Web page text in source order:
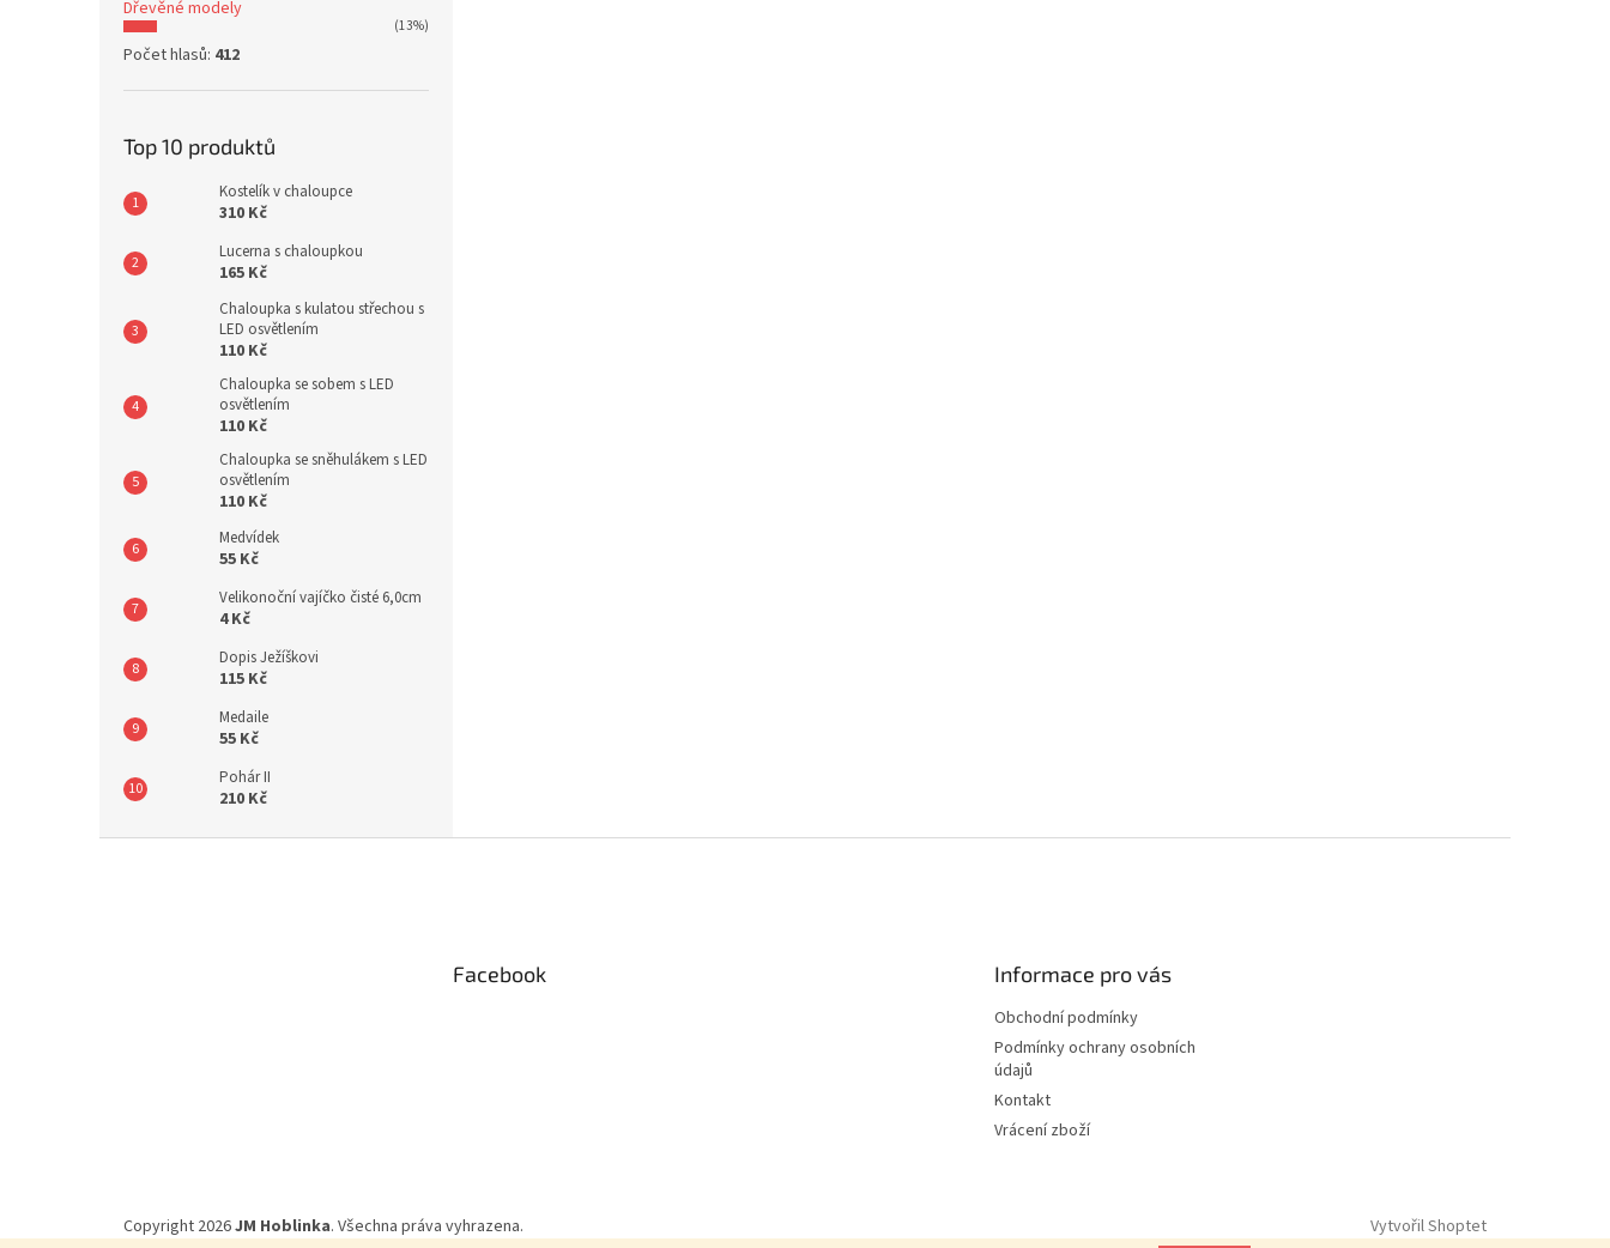
Dřevěné modely
(13%)
Počet hlasů: 412
Top 10 produktů
Kostelík v chaloupce
310 Kč
Lucerna s chaloupkou
165 Kč
Chaloupka s kulatou střechou s
LED osvětlením
110 Kč
Chaloupka se sobem s LED
osvětlením
110 Kč
Chaloupka se sněhulákem s LED
osvětlením
110 Kč
Medvídek
55 Kč
Velikonoční vajíčko čisté 6,0cm
4 Kč
Dopis Ježíškovi
115 Kč
Medaile
55 Kč
Pohár II
210 Kč
Facebook Informace pro vás
Obchodní podmínky
Podmínky ochrany osobních
údajů
Kontakt
Vrácení zboží
Vytvořil Shoptet
Copyright 2026JM Hoblinka. Všechna práva vyhrazena.